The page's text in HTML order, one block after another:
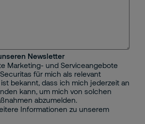
Newsletter
Marketing- und Serviceangebote
für mich als relevant
bekannt, dass ich mich jederzeit an
kann, um mich von solchen
abzumelden.
Informationen zu unserem